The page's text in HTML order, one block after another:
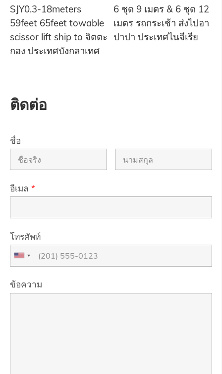
SJY0.3-18meters
59feet 65feet towable
scissor lift ship to จิตตะ
กอง ประเทศบังกลาเทศ
6 ชุด 9 เมตร & 6 ชุด 12
เมตร รถกระเช้า ส่งไปอา
ปาปา ประเทศไนจีเรีย
ติดต่อ
ชื่อ
อีเมล *
โทรศัพท์
ข้อความ